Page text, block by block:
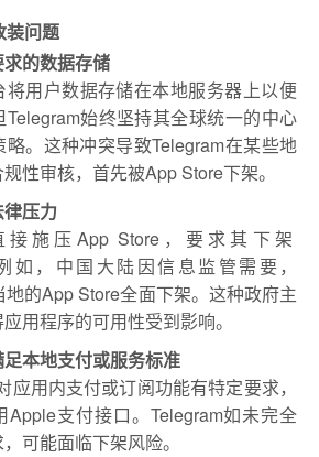
装问题
的数据存储
将用户数据存储在本地服务器上以便
始终坚持其全球统一的中心
略。这种冲突导致Telegram在某些地
性审核，首先被App Store下架。
压力
施压App Store，要求其下架
如，中国大陆因信息监管需要，
地的App Store全面下架。这种政府主
用程序的可用性受到影响。
本地支付或服务标准
应用内支付或订阅功能有特定要求，
Apple支付接口。Telegram如未完全
可能面临下架风险。